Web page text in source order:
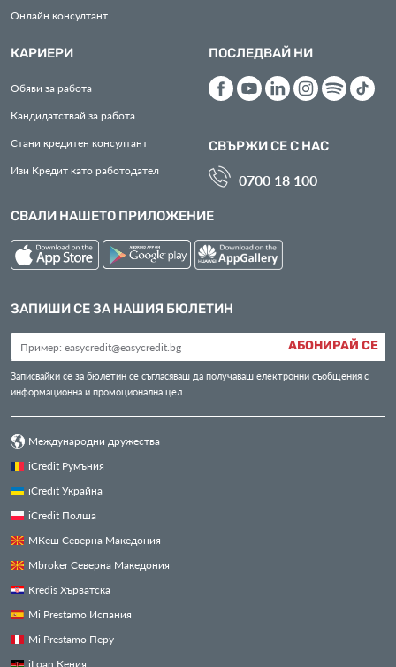
Онлайн консултант
КАРИЕРИ
Обяви за работа
Кандидатствай за работа
Стани кредитен консултант
Изи Кредит като работодател
ПОСЛЕДВАЙ НИ
СВЪРЖИ СЕ С НАС
0700 18 100
СВАЛИ НАШЕТО ПРИЛОЖЕНИЕ
ЗАПИШИ СЕ ЗА НАШИЯ БЮЛЕТИН
АБОНИРАЙ СЕ
Записвайки се за бюлетин се съгласяваш да получаваш електронни съобщения с
информационна и промоционална цел.
Международни дружества
iCredit Румъния
iCredit Украйна
iCredit Полша
МКеш Северна Македония
Mbroker Северна Македония
Kredis Хърватска
Mi Prestamo Испания
Mi Prestamo Перу
iLoan Кения